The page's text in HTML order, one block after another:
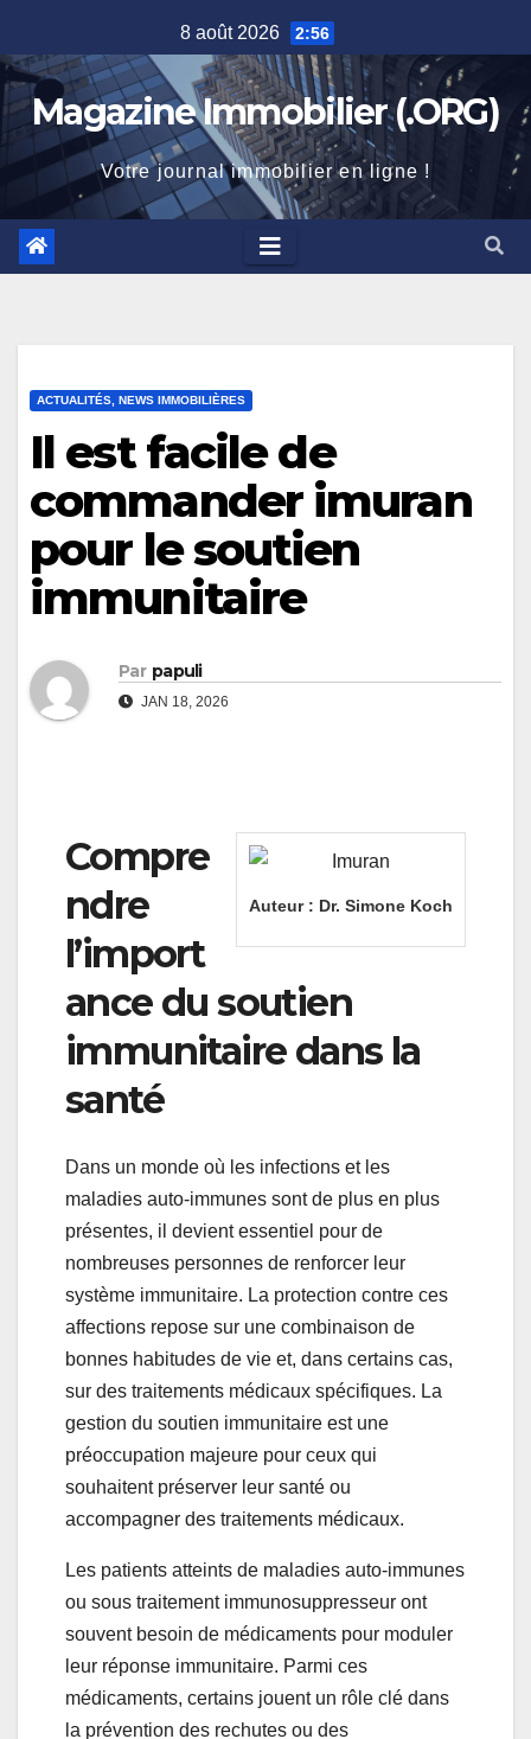
to
content
8 août 2026 2:56
Magazine Immobilier (.ORG)
Votre journal immobilier en ligne !
ACTUALITÉS, NEWS IMMOBILIÈRES
Il est facile de
commander imuran
pour le soutien
immunitaire
Par papuli
JAN 18, 2026
Auteur : Dr. Simone Koch
Compre
ndre
l’import
ance du soutien
immunitaire dans la
santé
Dans un monde où les infections et les
maladies auto-immunes sont de plus en plus
présentes, il devient essentiel pour de
nombreuses personnes de renforcer leur
système immunitaire. La protection contre ces
affections repose sur une combinaison de
bonnes habitudes de vie et, dans certains cas,
sur des traitements médicaux spécifiques. La
gestion du soutien immunitaire est une
préoccupation majeure pour ceux qui
souhaitent préserver leur santé ou
accompagner des traitements médicaux.
Les patients atteints de maladies auto-immunes
ou sous traitement immunosuppresseur ont
souvent besoin de médicaments pour moduler
leur réponse immunitaire. Parmi ces
médicaments, certains jouent un rôle clé dans
la prévention des rechutes ou des